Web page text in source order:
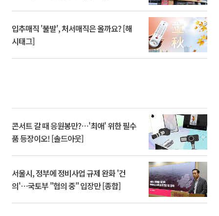
입추매직 '불발', 처서매직은 올까요? [해
시태그]
콘서트 갈 때 응원봉만?⋯'최애' 위한 필수
품 등장이오! [솔드아웃]
서울시, 정부에 정비사업 규제 완화 '건
의'⋯국토부 "협의 중" 입장만 [종합]